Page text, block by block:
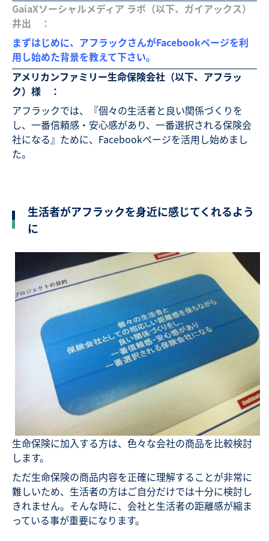
GaiaXソーシャルメディア ラボ（以下、ガイアックス）
井出 ：
まずはじめに、アフラックさんがFacebookページを利
用し始めた背景を教えて下さい。
アメリカンファミリー生命保険会社（以下、アフラッ
ク）様 ：
アフラックでは、『個々の生活者と良い関係づくりを
し、一番信頼感・安心感があり、一番選択される保険会
社になる』ために、Facebookページを活用し始めまし
た。
生活者がアフラックを身近に感じてくれるよう
に
生命保険に加入する方は、色々な会社の商品を比較検討
します。
ただ生命保険の商品内容を正確に理解することが非常に
難しいため、生活者の方はご自分だけでは十分に検討し
きれません。そんな時に、会社と生活者の距離感が縮ま
っている事が重要になります。